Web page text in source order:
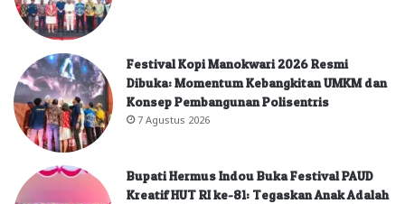
Festival Kopi Manokwari 2026 Resmi
Dibuka: Momentum Kebangkitan UMKM dan
Konsep Pembangunan Polisentris
7 Agustus 2026
Bupati Hermus Indou Buka Festival PAUD
Kreatif HUT RI ke-81: Tegaskan Anak Adalah